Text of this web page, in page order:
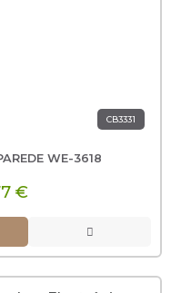
CB3331
WE-3618
€